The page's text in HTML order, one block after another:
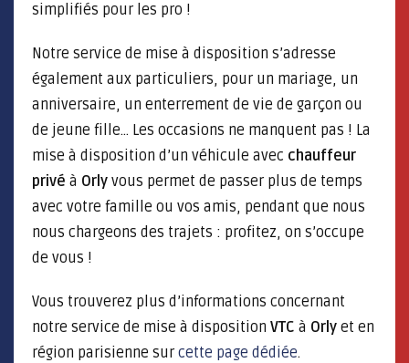
simplifiés pour les pro !
Notre service de mise à disposition s’adresse
également aux particuliers, pour un mariage, un
anniversaire, un enterrement de vie de garçon ou
de jeune fille… Les occasions ne manquent pas ! La
mise à disposition d’un véhicule avec chauffeur
privé à Orly vous permet de passer plus de temps
avec votre famille ou vos amis, pendant que nous
nous chargeons des trajets : profitez, on s’occupe
de vous !
Vous trouverez plus d’informations concernant
notre service de mise à disposition VTC à Orly et en
région parisienne sur cette page dédiée.